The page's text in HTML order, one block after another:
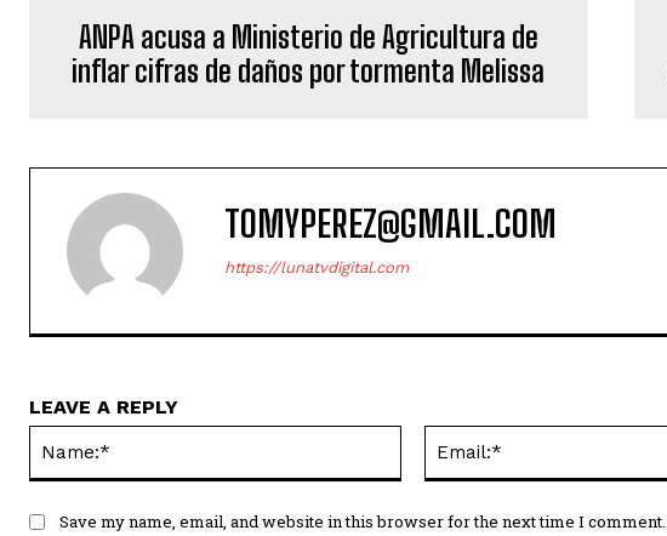
ANPA acusa a Ministerio de Agricultura de
inflar cifras de daños por tormenta Melissa
TOMYPEREZ@GMAIL.COM
https://lunatvdigital.com
LEAVE A REPLY
Save my name, email, and website in this browser for the next time I comment.